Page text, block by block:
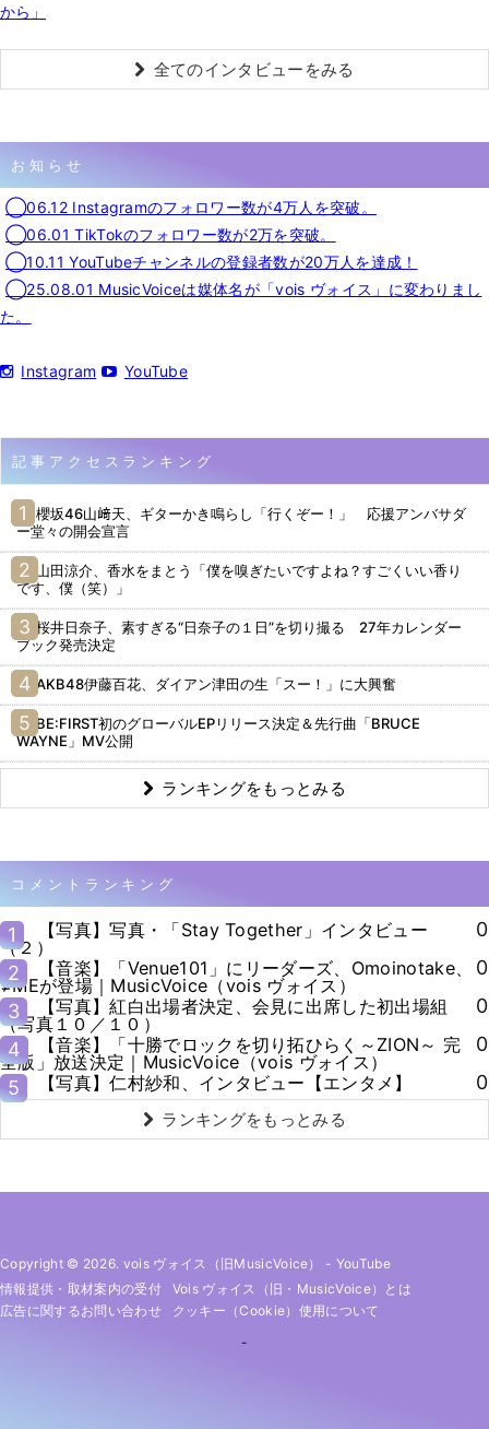
から」
全てのインタビューをみる
お知らせ
◯06.12 Instagramのフォロワー数が4万人を突破。
◯06.01 TikTokのフォロワー数が2万を突破。
◯10.11 YouTubeチャンネルの登録者数が20万人を達成！
◯25.08.01 MusicVoiceは媒体名が「vois ヴォイス」に変わりまし
た。
Instagram YouTube
記事アクセスランキング
櫻坂46山﨑天、ギターかき鳴らし「行くぞー！」 応援アンバサダ
ー堂々の開会宣言
山田涼介、香水をまとう「僕を嗅ぎたいですよね？すごくいい香り
です、僕（笑）」
桜井日奈子、素すぎる“日奈子の１日”を切り撮る 27年カレンダー
ブック発売決定
AKB48伊藤百花、ダイアン津田の生「スー！」に大興奮
BE:FIRST初のグローバルEPリリース決定＆先行曲「BRUCE
WAYNE」MV公開
ランキングをもっとみる
コメントランキング
1
【写真】写真・「Stay Together」インタビュー
（２）
0
2
【音楽】「Venue101」にリーダーズ、Omoinotake、
≠MEが登場｜MusicVoice（vois ヴォイス）
0
3
【写真】紅白出場者決定、会見に出席した初出場組
（写真１０／１０）
0
4
【音楽】「十勝でロックを切り拓ひらく～ZION～ 完
全版」放送決定｜MusicVoice（vois ヴォイス）
0
5
【写真】仁村紗和、インタビュー【エンタメ】 0
ランキングをもっとみる
Copyright © 2026. vois ヴォイス（旧MusicVoice） - YouTube
情報提供・取材案内の受付
Vois ヴォイス（旧・MusicVoice）とは
広告に関するお問い合わせ
クッキー（cookie）使用について
-